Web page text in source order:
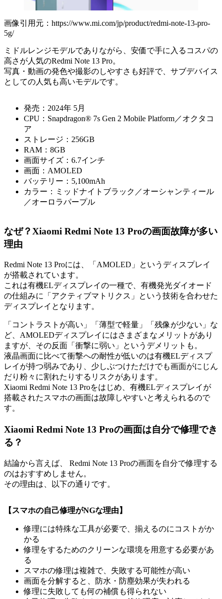
画像引用元：https://www.mi.com/jp/product/redmi-note-13-pro-
5g/
ミドルレンジモデルでありながら、安価で手に入るコスパの
高さが人気のRedmi Note 13 Pro。
写真・動画の発色や撮影のしやすさも好評で、サブデバイス
としての人気も高いモデルです。
発売：2024年 5月
CPU：Snapdragon® 7s Gen 2 Mobile Platform／オクタコ
ア
ストレージ：256GB
RAM：8GB
画面サイズ：6.7インチ
画面：AMOLED
バッテリー：5,100mAh
カラー：ミッドナイトブラック／オーシャンティール
／オーロラパープル
なぜ？Xiaomi Redmi Note 13 Proの画面故障が多い
理由
Redmi Note 13 Proには、「AMOLED」というディスプレイ
が搭載されています。
これは有機ELディスプレイの一種で、有機発光ダイオード
の仕組みに「アクティブマトリクス」という技術を合わせた
ディスプレイとなります。
「コントラストが高い」「薄型で軽量」「残像が少ない」な
ど、AMOLEDディスプレイにはさまざまなメリットがあり
ますが、その反面「衝撃に弱い」というデメリットも。
液晶画面に比べて衝撃への耐性が低いのは有機ELディスプ
レイが持つ弱みであり、少しぶつけただけでも画面がにじん
だり粉々に割れたりするリスクがあります。
Xiaomi Redmi Note 13 Proをはじめ、有機ELディスプレイが
搭載されたスマホの画面は故障しやすいと考えられるので
す。
Xiaomi Redmi Note 13 Proの画面は自分で修理でき
る？
結論から言えば、 Redmi Note 13 Proの画面を自分で修理する
のはおすすめしません。
その理由は、以下の通りです。
【スマホの自己修理がNGな理由】
修理には特殊な工具が必要で、揃えるのにコストがか
かる
修理をするためのクリーンな環境を用意する必要があ
る
スマホの修理は複雑で、失敗する可能性が高い
画面を分解すると、防水・防塵効果が失われる
修理に失敗しても何の補償も得られない